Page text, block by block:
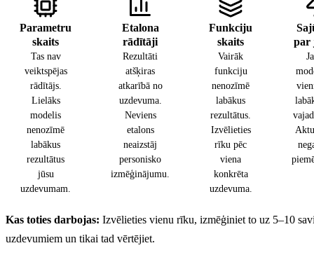
Parametru
skaits
Tas nav
veiktspējas
rādītājs.
Lielāks
modelis
nenozīmē
labākus
rezultātus
jūsu
uzdevumam.
Etalona
rādītāji
Rezultāti
atšķiras
atkarībā no
uzdevuma.
Neviens
etalons
neaizstāj
personisko
izmēģinājumu.
Funkciju
skaits
Vairāk
funkciju
nenozīmē
labākus
rezultātus.
Izvēlieties
rīku pēc
viena
konkrēta
uzdevuma.
par
Kas toties darbojas: Izvēlieties vienu rīku, izmēģiniet to uz 5–10
uzdevumiem un tikai tad vērtējiet.